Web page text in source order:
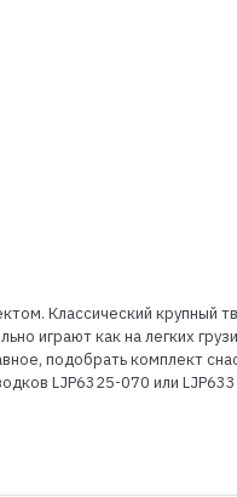
Классический крупный
играют как на легких
подобрать комплект
LJP6325-070 или